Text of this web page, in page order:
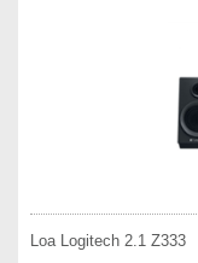
Loa Logitech 2.1 Z333